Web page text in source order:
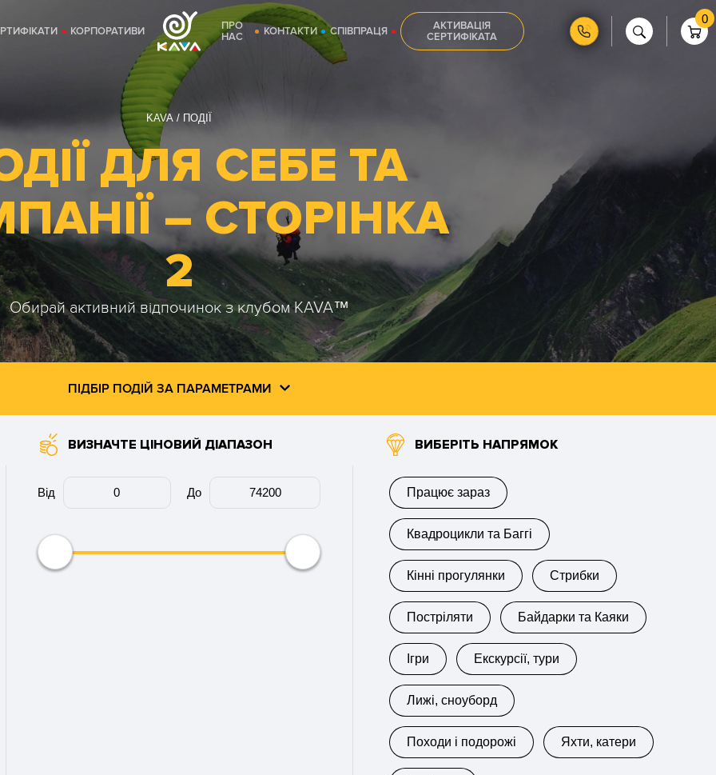
КОРПОРАТИВИ
ПРО
НАС
КОНТАКТИ СПІВПРАЦЯ
АКТИВАЦІЯ
СЕРТИФІКАТА
0
KAVA ПОДІЇ
ДЛЯ СЕБЕ ТА
― СТОРІНКА
2
Обирай активний відпочинок з клубом KAVA™
ПІДБІР ПОДІЙ ЗА ПАРАМЕТРАМИ
ВИЗНАЧТЕ ЦІНОВИЙ ДІАПАЗОН
Від До
ВИБЕРІТЬ НАПРЯМОК
Працює зараз
Квадроцикли та Баггi
Кінні прогулянки Стрибки
Постріляти Байдарки та Каяки
Ігри Екскурсії, тури
Лижі, сноуборд
Походи і подорожі Яхти, катери